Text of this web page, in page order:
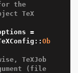
the
TeX
=
Ob
TeXJob
(file